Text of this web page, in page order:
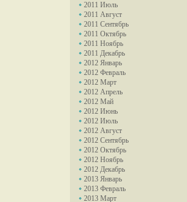
2011 Июль
2011 Август
2011 Сентябрь
2011 Октябрь
2011 Ноябрь
2011 Декабрь
2012 Январь
2012 Февраль
2012 Март
2012 Апрель
2012 Май
2012 Июнь
2012 Июль
2012 Август
2012 Сентябрь
2012 Октябрь
2012 Ноябрь
2012 Декабрь
2013 Январь
2013 Февраль
2013 Март